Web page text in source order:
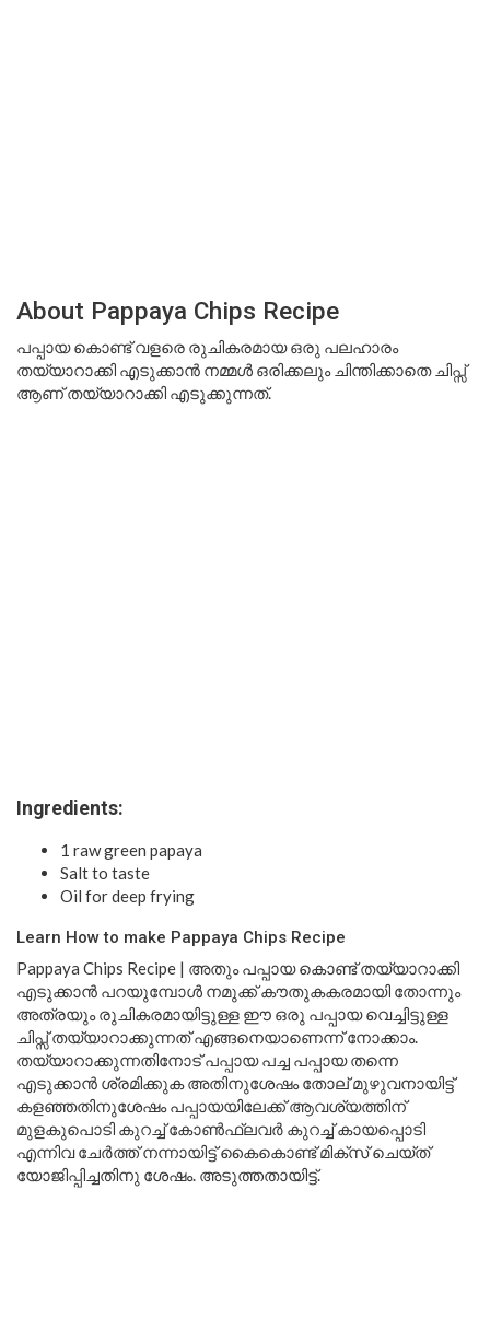
About Pappaya Chips Recipe
പപ്പായ കൊണ്ട് വളരെ രുചികരമായ ഒരു പലഹാരം
തയ്യാറാക്കി എടുക്കാൻ നമ്മൾ ഒരിക്കലും ചിന്തിക്കാതെ ചിപ്സ്
ആണ് തയ്യാറാക്കി എടുക്കുന്നത്.
Ingredients:
1 raw green papaya
Salt to taste
Oil for deep frying
Learn How to make Pappaya Chips Recipe
Pappaya Chips Recipe | അതും പപ്പായ കൊണ്ട് തയ്യാറാക്കി
എടുക്കാൻ പറയുമ്പോൾ നമുക്ക് കൗതുകകരമായി തോന്നും
അത്രയും രുചികരമായിട്ടുള്ള ഈ ഒരു പപ്പായ വെച്ചിട്ടുള്ള
ചിപ്സ് തയ്യാറാക്കുന്നത് എങ്ങനെയാണെന്ന് നോക്കാം.
തയ്യാറാക്കുന്നതിനോട് പപ്പായ പച്ച പപ്പായ തന്നെ
എടുക്കാൻ ശ്രമിക്കുക അതിനുശേഷം തോല് മുഴുവനായിട്ട്
കളഞ്ഞതിനുശേഷം പപ്പായയിലേക്ക് ആവശ്യത്തിന്
മുളകുപൊടി കുറച്ച് കോൺഫ്ലവർ കുറച്ച് കായപ്പൊടി
എന്നിവ ചേർത്ത് നന്നായിട്ട് കൈകൊണ്ട് മിക്സ് ചെയ്ത്
യോജിപ്പിച്ചതിനു ശേഷം. അടുത്തതായിട്ട്.